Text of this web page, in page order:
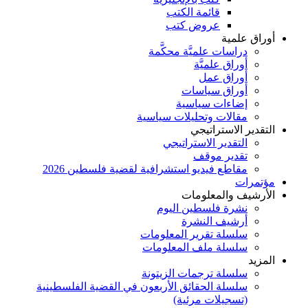
قائمة الكتب
عروض كتب
أوراق علمية
دراسات علميَّة محكَّمة
أوراق علميَّة
أوراق عمل
أوراق سياسات
إضاءات سياسية
مقالات وتحليلات سياسية
التقدير الاستراتيجي
التقدير الاستراتيجي
تقدير موقف
مقاطع فيديو استشرافية لقضية فلسطين 2026
مؤتمرات
الأرشيف والمعلومات
نشرة فلسطين اليوم
أرشيف النشرة
سلسلة تقرير المعلومات
سلسلة ملف المعلومات
المزيد
سلسلة ترجمات الزيتونة
سلسلة الحقائق الأربعون في القضية الفلسطينية
(تسجيلات مرئية)